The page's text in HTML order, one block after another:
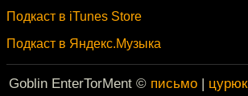
Подкаст в iTunes Store
Подкаст в Яндекс.Музыка
Goblin EnterTorMent © письмо | цурюк